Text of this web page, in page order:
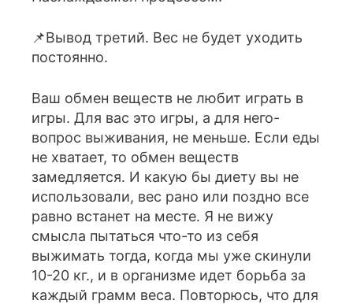
📌Вывод третий. Вес не будет уходить
постоянно.
Ваш обмен веществ не любит играть в
игры. Для вас это игры, а для него-
вопрос выживания, не меньше. Если еды
не хватает, то обмен веществ
замедляется. И какую бы диету вы не
использовали, вес рано или поздно все
равно встанет на месте. Я не вижу
смысла пытаться что-то из себя
выжимать тогда, когда мы уже скинули
10-20 кг., и в организме идет борьба за
каждый грамм веса. Повторюсь, что для